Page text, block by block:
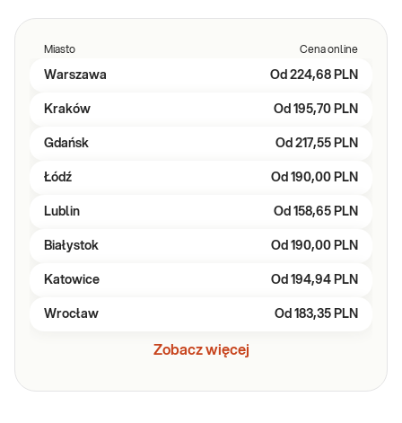
Miasto Cena online
Warszawa Od 224,68 PLN
Kraków Od 195,70 PLN
Gdańsk Od 217,55 PLN
Łódź Od 190,00 PLN
Lublin Od 158,65 PLN
Białystok Od 190,00 PLN
Katowice Od 194,94 PLN
Wrocław Od 183,35 PLN
Zobacz więcej